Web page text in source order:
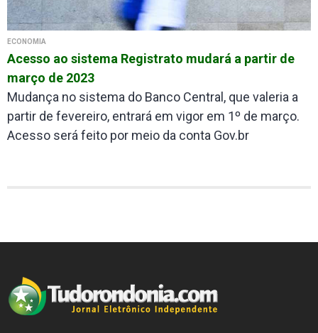
ECONOMIA
Acesso ao sistema Registrato mudará a partir de
março de 2023
Mudança no sistema do Banco Central, que valeria a
partir de fevereiro, entrará em vigor em 1º de março.
Acesso será feito por meio da conta Gov.br